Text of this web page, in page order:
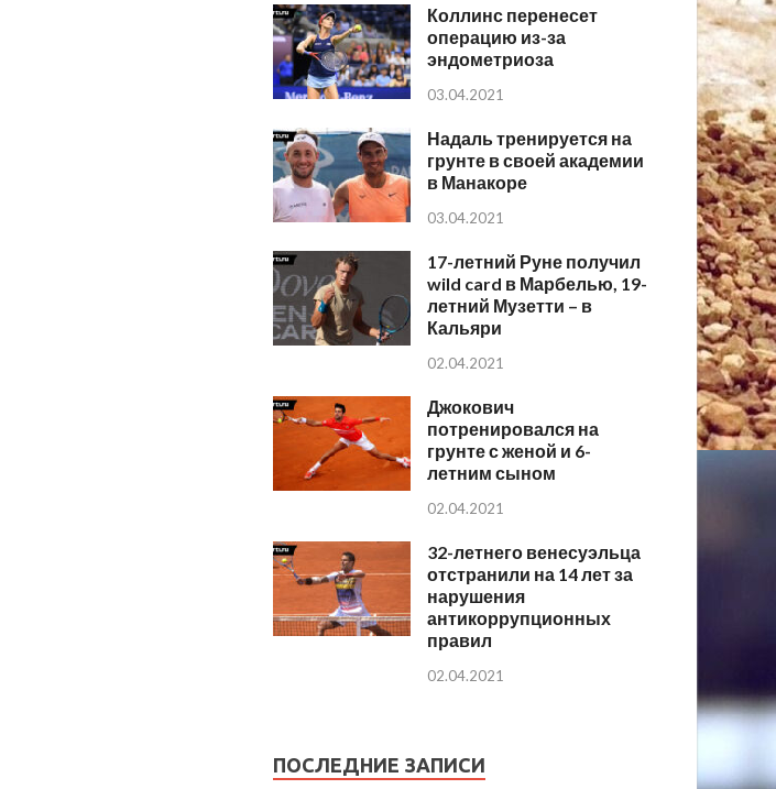
Коллинс перенесет
операцию из-за
эндометриоза
03.04.2021
Надаль тренируется на
грунте в своей академии
в Манакоре
03.04.2021
17-летний Руне получил
wild card в Марбелью, 19-
летний Музетти – в
Кальяри
02.04.2021
Джокович
потренировался на
грунте с женой и 6-
летним сыном
02.04.2021
32-летнего венесуэльца
отстранили на 14 лет за
нарушения
антикоррупционных
правил
02.04.2021
ПОСЛЕДНИЕ ЗАПИСИ